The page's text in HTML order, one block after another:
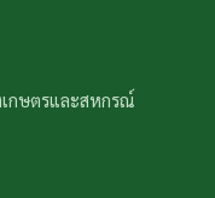
เกษตรและสหกรณ์